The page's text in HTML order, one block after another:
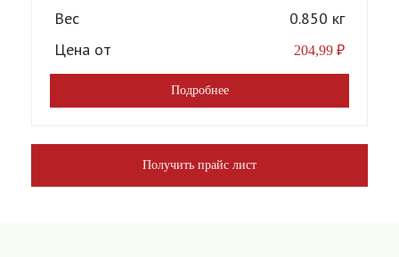
Вес
0.850 кг
Цена от
204,99 ₽
Подробнее
Получить прайс лист